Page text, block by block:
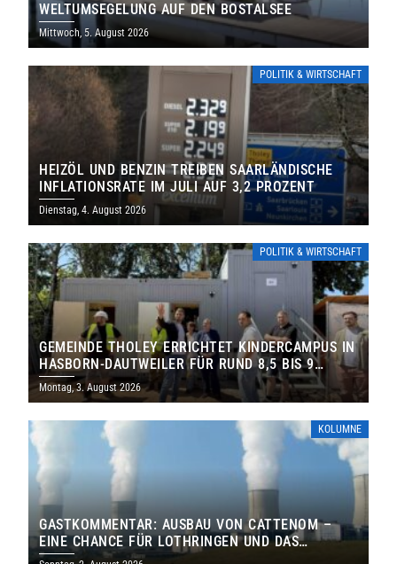
WELTUMSEGELUNG AUF DEN BOSTALSEE
Mittwoch, 5. August 2026
POLITIK & WIRTSCHAFT
HEIZÖL UND BENZIN TREIBEN SAARLÄNDISCHE
INFLATIONSRATE IM JULI AUF 3,2 PROZENT
Dienstag, 4. August 2026
POLITIK & WIRTSCHAFT
GEMEINDE THOLEY ERRICHTET KINDERCAMPUS IN
HASBORN-DAUTWEILER FÜR RUND 8,5 BIS 9
MILLIONEN EURO
Montag, 3. August 2026
KOLUMNE
GASTKOMMENTAR: AUSBAU VON CATTENOM –
EINE CHANCE FÜR LOTHRINGEN UND DAS
SAARLAND